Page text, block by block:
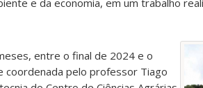
e da economia, em um trabalho
entre o final de 2024 e o
pelo professor Tiago